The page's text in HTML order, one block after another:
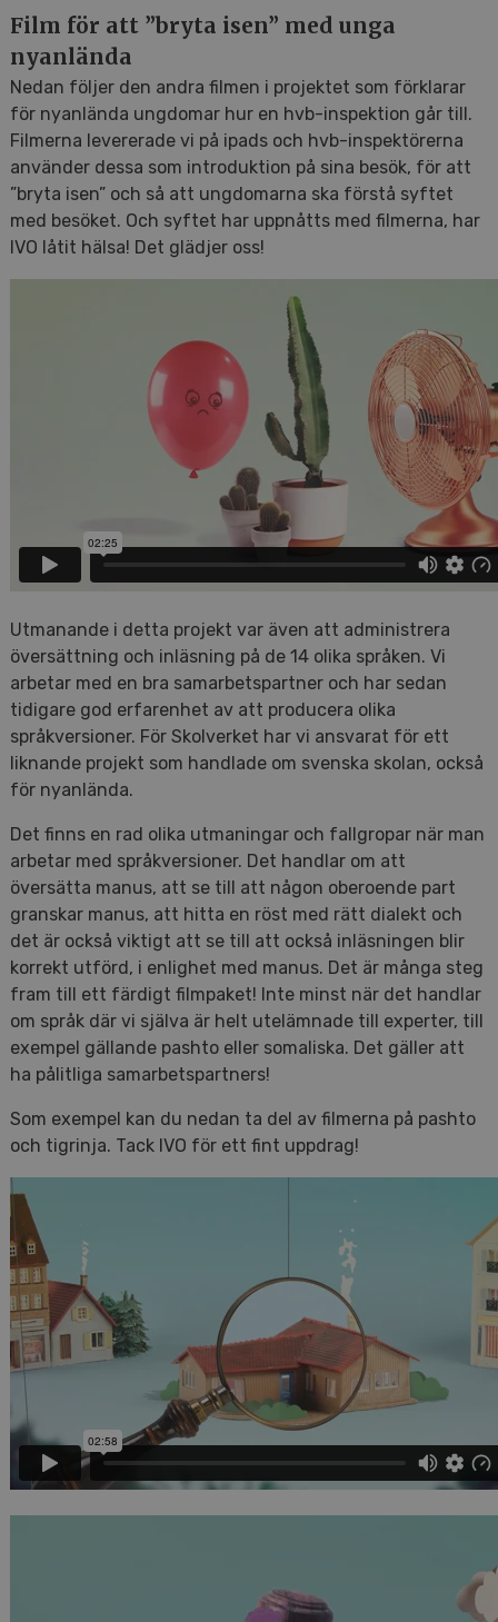
Film för att ”bryta isen” med unga
nyanlända
Nedan följer den andra filmen i projektet som förklarar
för nyanlända ungdomar hur en hvb-inspektion går till.
Filmerna levererade vi på ipads och hvb-inspektörerna
använder dessa som introduktion på sina besök, för att
”bryta isen” och så att ungdomarna ska förstå syftet
med besöket. Och syftet har uppnåtts med filmerna, har
IVO låtit hälsa! Det glädjer oss!
Utmanande i detta projekt var även att administrera
översättning och inläsning på de 14 olika språken. Vi
arbetar med en bra samarbetspartner och har sedan
tidigare god erfarenhet av att producera olika
språkversioner. För Skolverket har vi ansvarat för ett
liknande projekt som handlade om svenska skolan, också
för nyanlända.
Det finns en rad olika utmaningar och fallgropar när man
arbetar med språkversioner. Det handlar om att
översätta manus, att se till att någon oberoende part
granskar manus, att hitta en röst med rätt dialekt och
det är också viktigt att se till att också inläsningen blir
korrekt utförd, i enlighet med manus. Det är många steg
fram till ett färdigt filmpaket! Inte minst när det handlar
om språk där vi själva är helt utelämnade till experter, till
exempel gällande pashto eller somaliska. Det gäller att
ha pålitliga samarbetspartners!
Som exempel kan du nedan ta del av filmerna på pashto
och tigrinja. Tack IVO för ett fint uppdrag!